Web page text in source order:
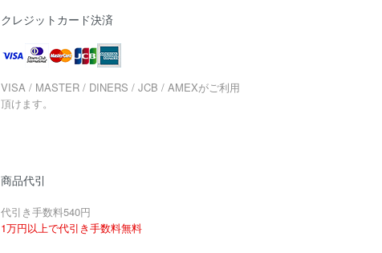
クレジットカード決済
VISA / MASTER / DINERS / JCB / AMEXがご利用
頂けます。
商品代引
代引き手数料540円
1万円以上で代引き手数料無料